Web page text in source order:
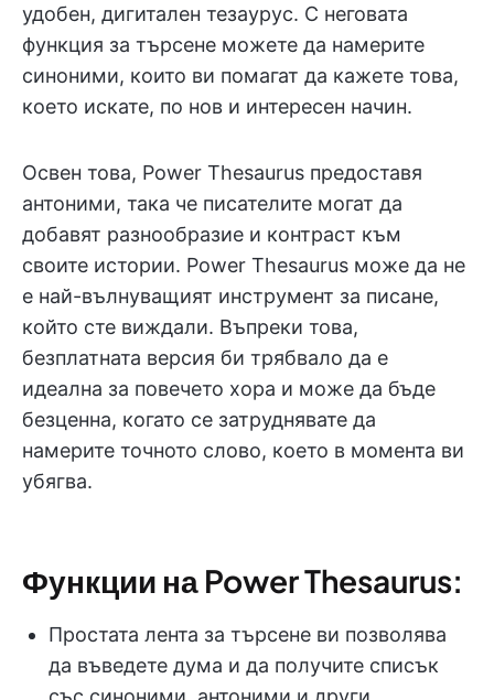
удобен, дигитален тезаурус. С неговата
функция за търсене можете да намерите
синоними, които ви помагат да кажете това,
което искате, по нов и интересен начин.
Освен това, Power Thesaurus предоставя
антоними, така че писателите могат да
добавят разнообразие и контраст към
своите истории. Power Thesaurus може да не
е най-вълнуващият инструмент за писане,
който сте виждали. Въпреки това,
безплатната версия би трябвало да е
идеална за повечето хора и може да бъде
безценна, когато се затруднявате да
намерите точното слово, което в момента ви
убягва.
Функции на Power Thesaurus:
Простата лента за търсене ви позволява
да въведете дума и да получите списък